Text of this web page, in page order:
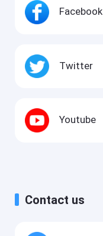
Facebook
Twitter
Youtube
Contact us